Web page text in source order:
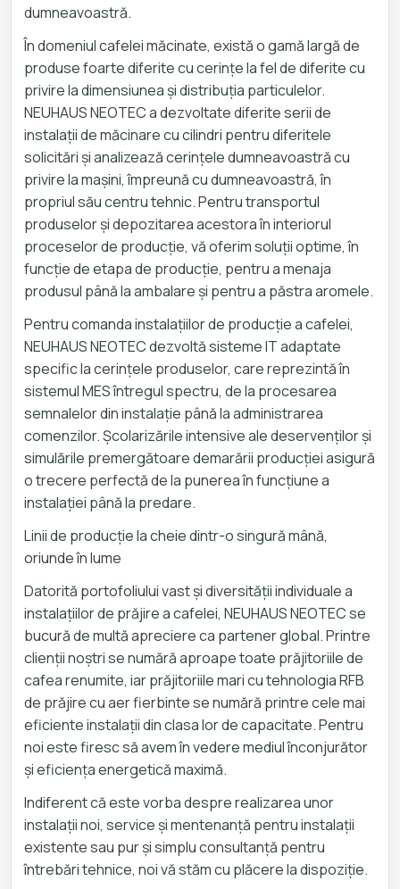
dumneavoastră.
În domeniul cafelei măcinate, există o gamă largă de
produse foarte diferite cu cerințe la fel de diferite cu
privire la dimensiunea și distribuția particulelor.
NEUHAUS NEOTEC a dezvoltate diferite serii de
instalații de măcinare cu cilindri pentru diferitele
solicitări și analizează cerințele dumneavoastră cu
privire la mașini, împreună cu dumneavoastră, în
propriul său centru tehnic. Pentru transportul
produselor și depozitarea acestora în interiorul
proceselor de producție, vă oferim soluții optime, în
funcție de etapa de producție, pentru a menaja
produsul până la ambalare și pentru a păstra aromele.
Pentru comanda instalațiilor de producție a cafelei,
NEUHAUS NEOTEC dezvoltă sisteme IT adaptate
specific la cerințele produselor, care reprezintă în
sistemul MES întregul spectru, de la procesarea
semnalelor din instalație până la administrarea
comenzilor. Școlarizările intensive ale deservenților și
simulările premergătoare demarării producției asigură
o trecere perfectă de la punerea în funcțiune a
instalației până la predare.
Linii de producție la cheie dintr-o singură mână,
oriunde în lume
Datorită portofoliului vast și diversității individuale a
instalațiilor de prăjire a cafelei, NEUHAUS NEOTEC se
bucură de multă apreciere ca partener global. Printre
clienții noștri se numără aproape toate prăjitoriile de
cafea renumite, iar prăjitoriile mari cu tehnologia RFB
de prăjire cu aer fierbinte se numără printre cele mai
eficiente instalații din clasa lor de capacitate. Pentru
noi este firesc să avem în vedere mediul înconjurător
și eficiența energetică maximă.
Indiferent că este vorba despre realizarea unor
instalații noi, service și mentenanță pentru instalații
existente sau pur și simplu consultanță pentru
întrebări tehnice, noi vă stăm cu plăcere la dispoziție.